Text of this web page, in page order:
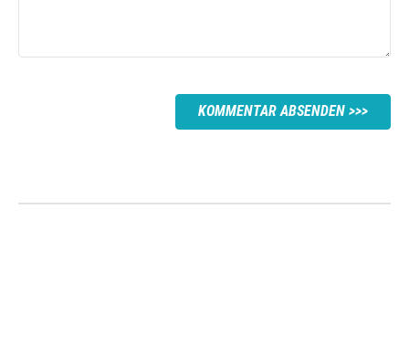
KOMMENTAR ABSENDEN